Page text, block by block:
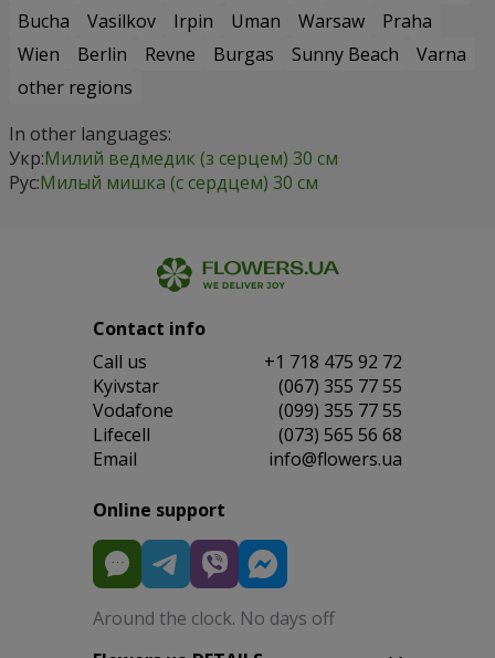
Bucha
Vasilkov Irpin Uman Warsaw
Praha
Wien
Berlin Revne Burgas Sunny Beach
Varna
other regions
In other languages:
Укр:Милий ведмедик (з серцем) 30 см
Рус:Милый мишка (с сердцем) 30 см
Contact info
Сall us
+1 718 475 92 72
Kyivstar
(067) 355 77 55
Vodafone
(099) 355 77 55
Lifecell
(073) 565 56 68
Email
info@flowers.ua
Online support
Around the clock. No days off